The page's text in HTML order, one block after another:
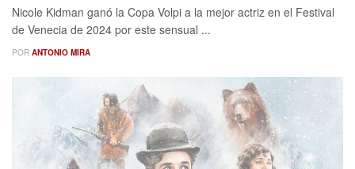
Nicole Kidman ganó la Copa Volpi a la mejor actriz en el Festival
de Venecia de 2024 por este sensual ...
POR ANTONIO MIRA